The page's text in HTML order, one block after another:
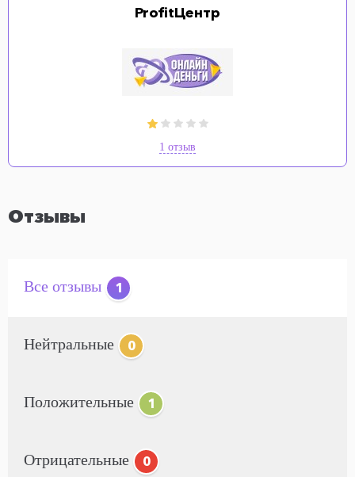
ProfitЦентр
1 отзыв
Отзывы
Все отзывы 1
Нейтральные 0
Положительные 1
Отрицательные 0